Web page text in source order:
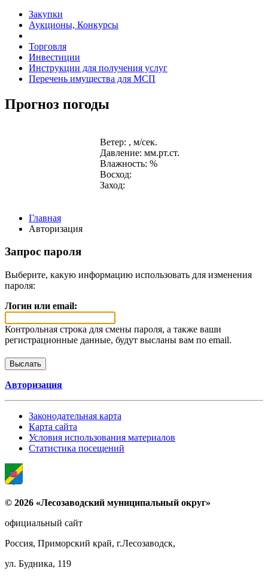
Закупки
Аукционы, Конкурсы
Торговля
Инвестиции
Инструкции для получения услуг
Перечень имущества для МСП
Прогноз погоды
Ветер: , м/сек.
Давление: мм.рт.ст.
Влажность: %
Восход:
Заход:
Главная
Авторизация
Запрос пароля
Выберите, какую информацию использовать для изменения
пароля:
Логин или email:
Контрольная строка для смены пароля, а также ваши
регистрационные данные, будут высланы вам по email.
Авторизация
Законодательная карта
Карта сайта
Условия использования материалов
Статистика посещений
© 2026 «Лесозаводский муниципальный округ»
официальный сайт
Россия, Приморский край, г.Лесозаводск,
ул. Будника, 119